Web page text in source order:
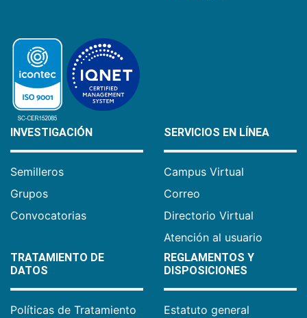
INVESTIGACIÓN
Semilleros
Grupos
Convocatorias
SERVICIOS EN LÍNEA
Campus Virtual
Correo
Directorio Virtual
Atención al usuario
TRATAMIENTO DE
DATOS
Políticas de Tratamiento
REGLAMENTOS Y
DISPOSICIONES
Estatuto general